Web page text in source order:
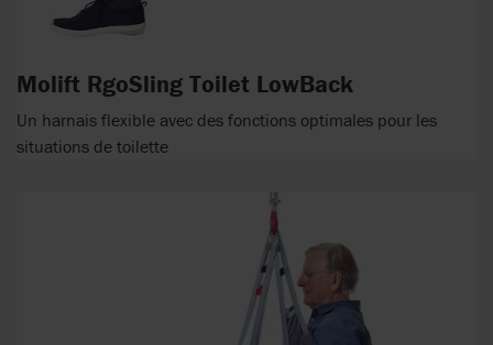
Molift RgoSling Toilet LowBack
Un harnais flexible avec des fonctions optimales pour les
situations de toilette